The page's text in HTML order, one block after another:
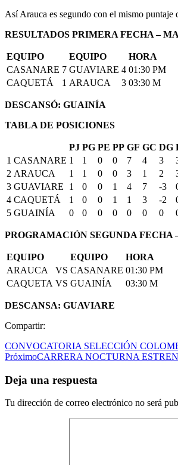
Así Arauca es segundo con el mismo puntaje
RESULTADOS PRIMERA FECHA –
EQUIPO EQUIPO
HORA
CASANARE 7 GUAVIARE 4 01:30 PM
CAQUETÁ
1 ARAUCA 3 03:30 M
DESCANSÓ: GUAINÍA
TABLA DE POSICIONES
PJ PG PE PP GF GC DG
1 CASANARE 1 1 0 0 7 4 3
2 ARAUCA 1 1 0 0 3 1 2
3 GUAVIARE 1 0 0 1 4 7 -3
4 CAQUETÁ 1 0 0 1 1 3 -2
5 GUAINÍA 0 0 0 0 0 0 0
PROGRAMACIÓN SEGUNDA FECHA
EQUIPO EQUIPO
HORA
ARAUCA
VS CASANARE 01:30 PM
CAQUETA VS GUAINÍA 03:30 M
DESCANSA: GUAVIARE
Compartir:
CONVOCATORIA SELECCIÓN
PróximoCARRERA NOCTURNA
Deja una respuesta
Tu dirección de correo electrónico no será